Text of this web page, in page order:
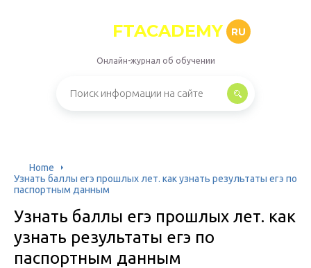
FTACADEMY RU
Онлайн-журнал об обучении
Home
Узнать баллы егэ прошлых лет. как узнать результаты егэ по
паспортным данным
Узнать баллы егэ прошлых лет. как
узнать результаты егэ по
паспортным данным